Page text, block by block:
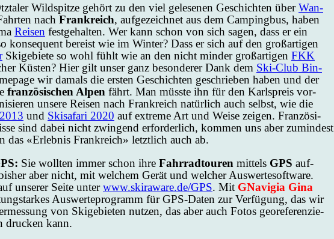
Wild­spit­ze ge­hört zu den viel ge­le­se­nen Ge­schich­ten überWan­
nach Frank­reich, auf­ge­zeich­net aus dem Cam­ping­bus, ha­ben
Rei­sen fest­ge­hal­ten. Wer kann schon von sich sa­gen, dass er ein
kon­se­quent be­reist wie im Win­ter? Dass er sich auf den groß­ar­ti­gen
Ski­ge­bie­te so wohl fühlt wie an den nicht min­der groß­ar­ti­gen FKK
Küs­ten? Hier gilt un­ser ganz be­son­de­rer Dank dem Ski-Club Bin­
wir da­mals die ers­ten Ge­schich­ten ge­schrie­ben ha­ben und der
fran­zö­si­schen Al­pen fährt. Man müss­te ihn für den Karls­preis vor­
un­se­re Rei­sen nach Frank­reich na­tür­lich auch selbst, wie die
und Ski­sa­fa­ri 2020 auf ex­tre­me Art und Wei­se zei­gen. Fran­zö­si­
sind da­bei nicht zwin­gend er­for­der­lich, kom­men uns aber zu­min­dest
das «Er­leb­nis Frank­reich» letzt­lich auch ab.
Sie woll­ten im­mer schon ih­re Fahr­rad­tou­ren mit­tels GPS auf­
aber nicht, mit wel­chem Gerät und wel­cher Aus­wer­te­soft­wa­re.
un­se­rer Sei­te un­terwww.skiraware.de/GPS. Mit GNavigia Gina
Aus­wer­te­pro­gramm für GPS-Daten zur Ver­fü­gung, das wir
von Ski­ge­bie­ten nut­zen, das aber auch Fo­tos ge­o­re­fe­ren­zie­
dru­cken kann.